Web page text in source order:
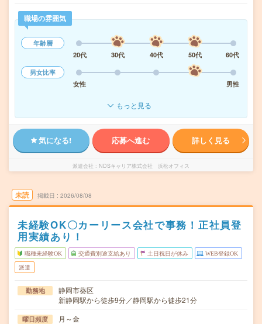
職場の雰囲気
年齢層
20代
30代 40代 50代
60代
男女比率
女性
男性
もっと見る
気になる! 応募へ進む 詳しく見る
派遣会社 NDSキャリア株式会社 浜松オフィス
未読 掲載日 2026/08/08
未経験OK〇カーリース会社で事務！正社員登
用実績あり！
職種未経験OK 交通費別途支給あり 土日祝日が休み WEB登録OK
派遣
勤務地
静岡市葵区
新静岡駅から徒歩9分／静岡駅から徒歩21分
曜日頻度 月～金